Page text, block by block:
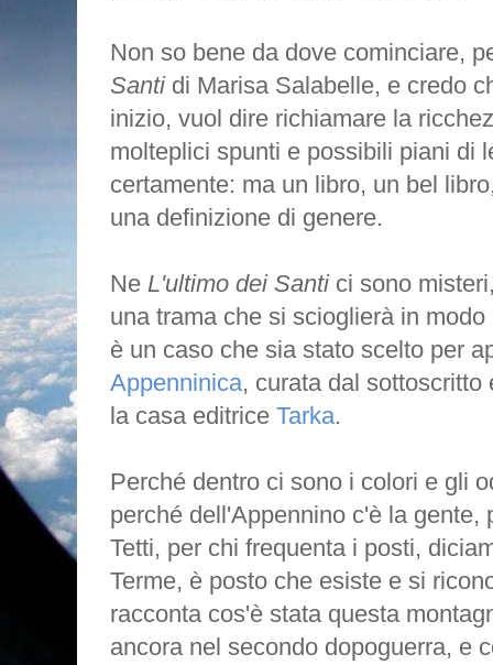
Non so bene da dove cominciare,
Santi di Marisa Salabelle, e credo
inizio, vuol dire richiamare la
molteplici spunti e possibili piani di
certamente: ma un libro, un bel
una definizione di genere.
Ne L'ultimo dei Santici sono
una trama che si scioglierà in
è un caso che sia stato scelto per
Appenninica, curata dal sottoscritto
la casa editrice Tarka.
Perché dentro ci sono i colori e gli
perché dell'Appennino c'è la gente,
Tetti, per chi frequenta i posti,
Terme, è posto che esiste e si
racconta cos'è stata questa
ancora nel secondo dopoguerra, e